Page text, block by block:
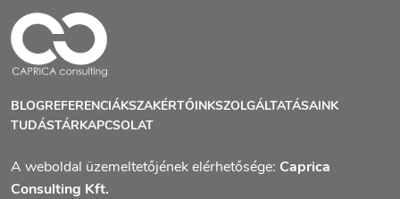
BLOGREFERENCIÁKSZAKÉRTŐINKSZOLGÁLTATÁSAINK
TUDÁSTÁRKAPCSOLAT
A weboldal üzemeltetőjének elérhetősége: Caprica
Consulting Kft.